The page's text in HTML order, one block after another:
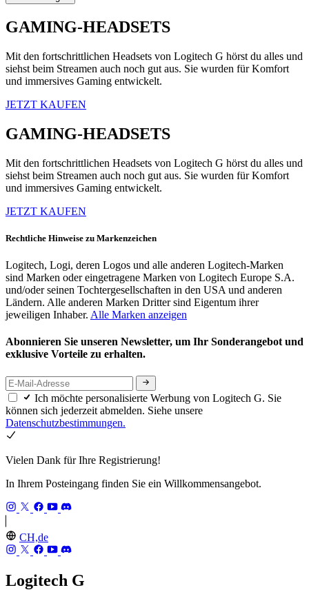
GAMING-HEADSETS
Mit den fortschrittlichen Headsets von Logitech G hörst du alles und
siehst beim Streamen auch noch gut aus. Sie wurden für Komfort
und immersives Gaming entwickelt.
JETZT KAUFEN
GAMING-HEADSETS
Mit den fortschrittlichen Headsets von Logitech G hörst du alles und
siehst beim Streamen auch noch gut aus. Sie wurden für Komfort
und immersives Gaming entwickelt.
JETZT KAUFEN
Rechtliche Hinweise zu Markenzeichen
Logitech, Logi, deren Logos und alle anderen Logitech-Marken
sind Marken oder eingetragene Marken von Logitech Europe S.A.
und/oder seinen Tochtergesellschaften in den USA und anderen
Ländern. Alle anderen Marken Dritter sind Eigentum ihrer
jeweiligen Inhaber. Alle Marken anzeigen
Abonnieren Sie unseren Newsletter, um Ihr Sonderangebot und
exklusive Vorteile zu erhalten.
Ich möchte personalisierte Werbung von Logitech G. Sie
können sich jederzeit abmelden. Siehe unsere
Datenschutzbestimmungen.
Vielen Dank für Ihre Registrierung!
In Ihrem Posteingang finden Sie ein Willkommensangebot.
CH,de
Logitech G